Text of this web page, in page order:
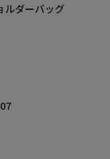
ルダーバッグ